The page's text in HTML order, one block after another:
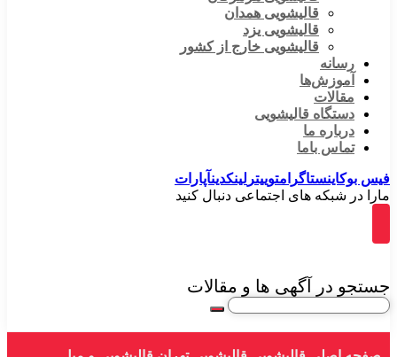
قالیشویی همدان
قالیشویی یزد
قالیشویی خارج از کشور
رسانه
آموزش‌ها
مقالات
دستگاه قالیشویی
درباره ما
تماس باما
فیس بوکاینستاگرامتوییتر لینکدینآپارات
مارا در شبکه های اجتماعی دنبال کنید
جستجو در آگهی ها و مقالات